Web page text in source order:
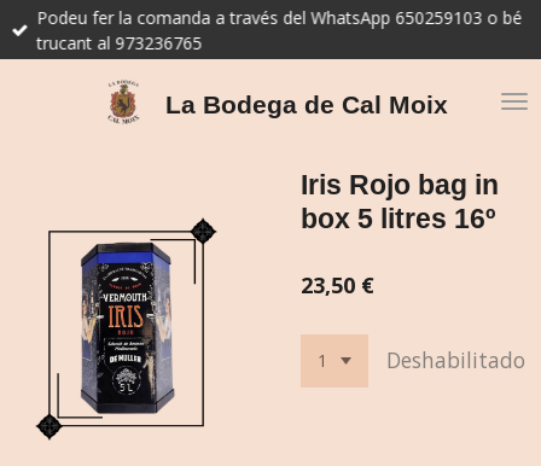
La Bodega de Cal Moix
Podeu fer la comanda a través del WhatsApp 650259103 o bé
trucant al 973236765
Iris Rojo bag in
box 5 litres 16º
23,50 €
Deshabilitado